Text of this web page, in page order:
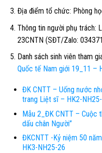
Địa điểm tổ chức: Phòng
Thông tin người phụ trách:
23CNTN (SĐT/Zalo:
Danh sách sinh viên tham
Quốc tế Nam giới 19_11 –
ĐK CNTT – Uống nước
trang Liệt sĩ – HK2-
Mẫu 2_ĐK CNTT – Cuộc
dấu chân Người”
ĐKCNTT -Kỷ niệm 50
HK3-NH25-26